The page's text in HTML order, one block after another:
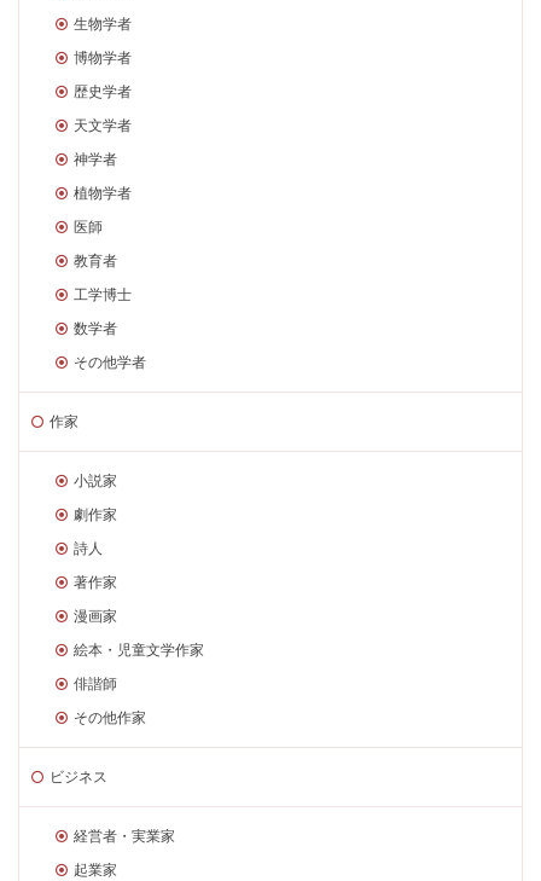
生物学者
博物学者
歴史学者
天文学者
神学者
植物学者
医師
教育者
工学博士
数学者
その他学者
作家
小説家
劇作家
詩人
著作家
漫画家
絵本・児童文学作家
俳諧師
その他作家
ビジネス
経営者・実業家
起業家